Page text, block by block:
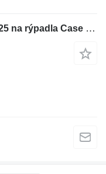
Náprava ZF 84273256 - 4472048225 na rýpadla Case WX188